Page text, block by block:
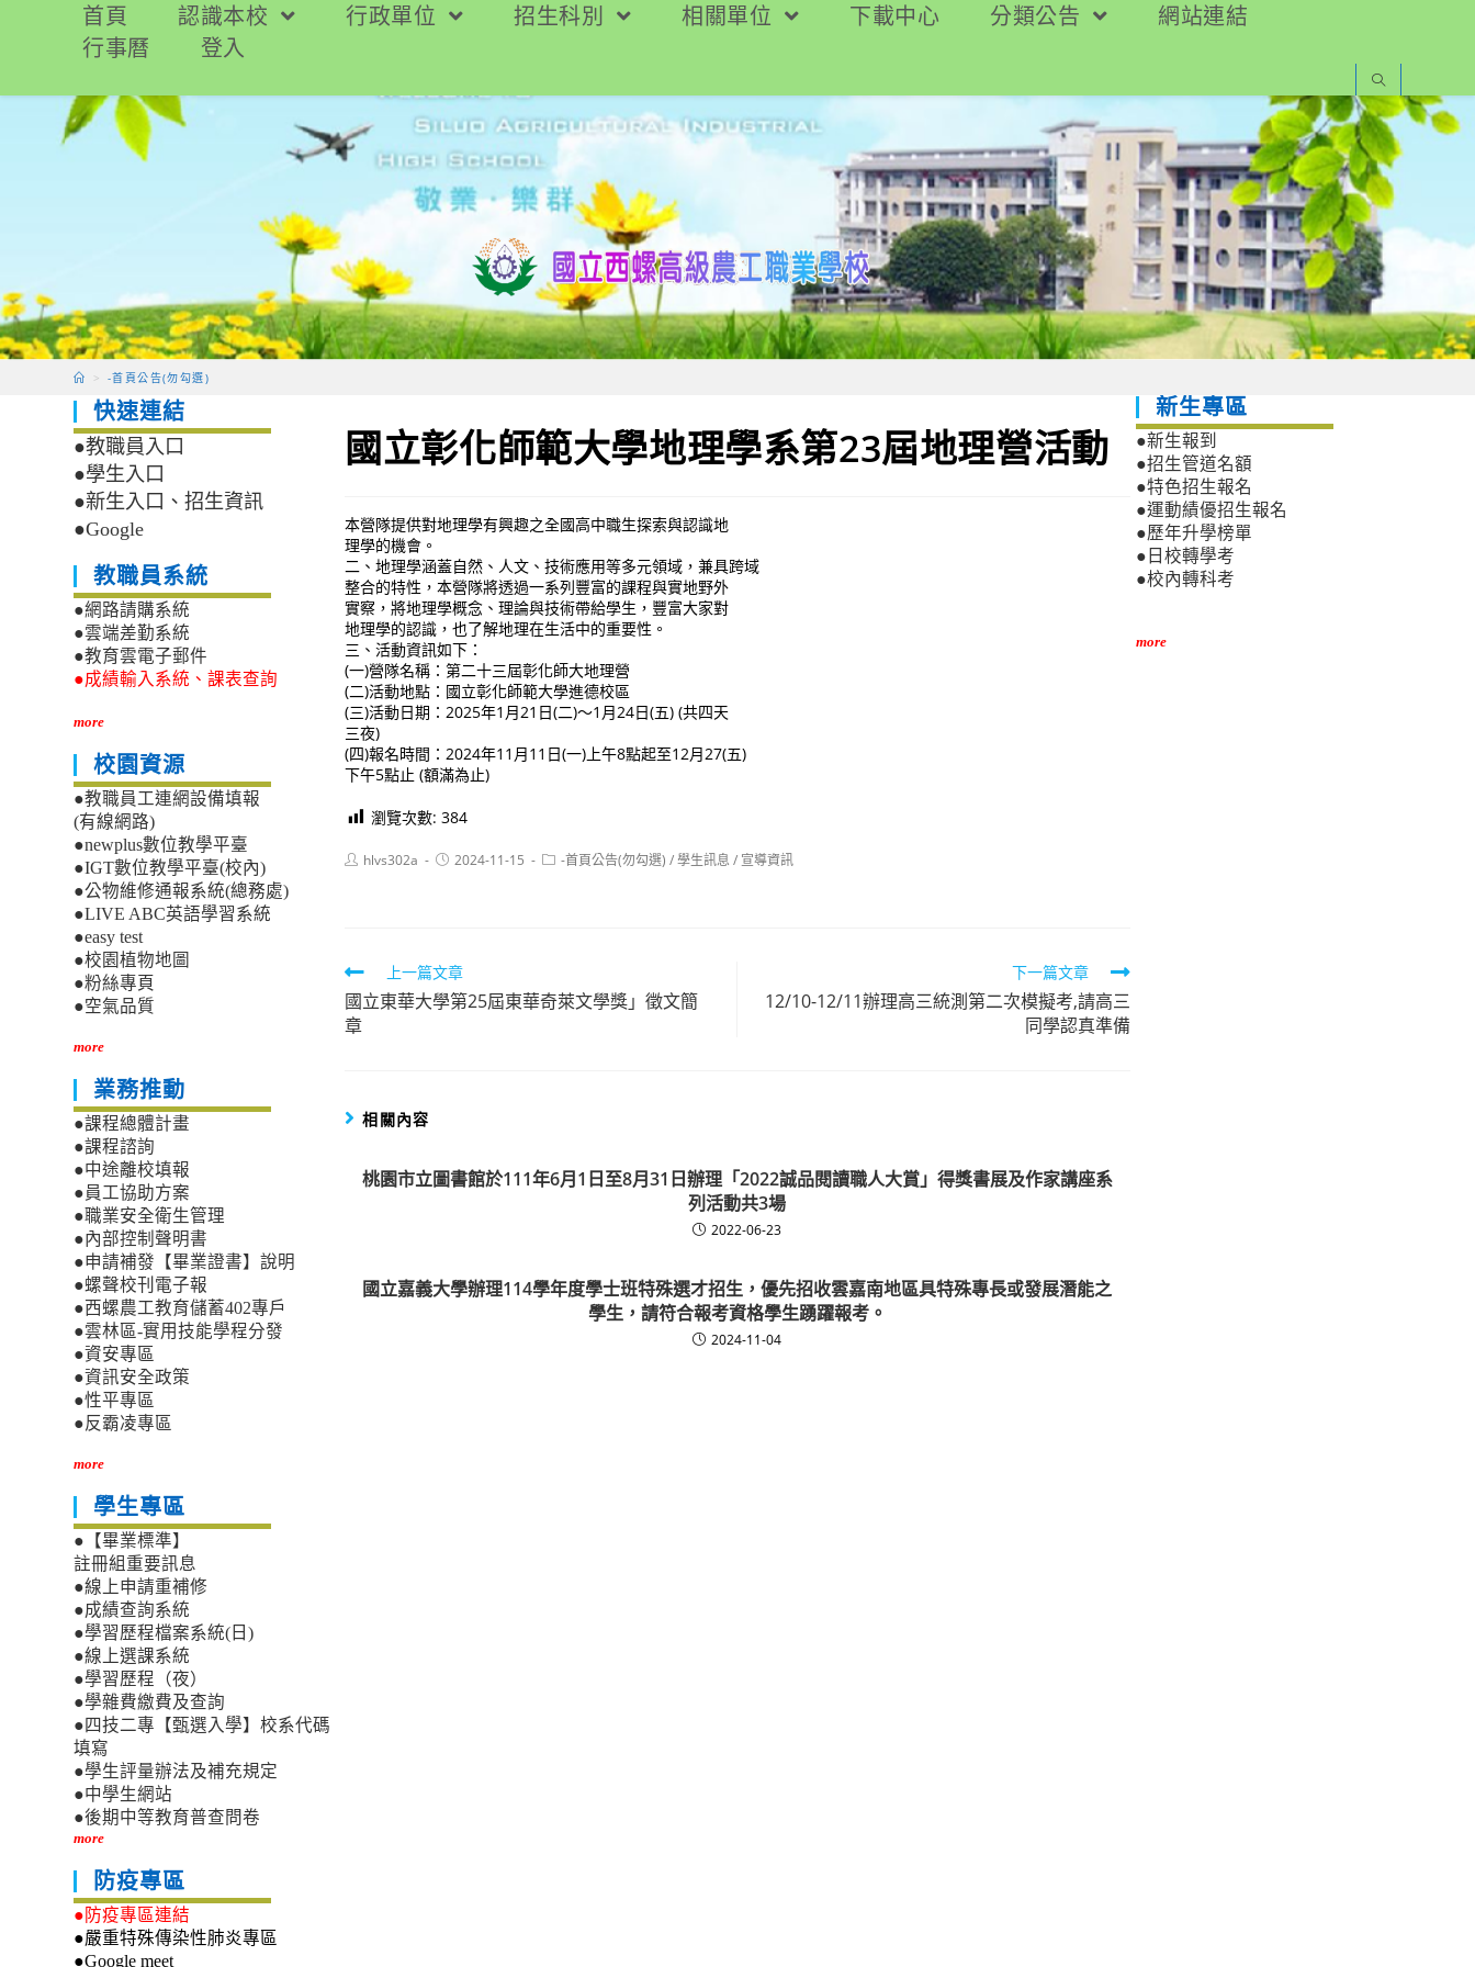
要
首頁 認識本校 行政單位 招生科別 相關單位 下載中心 分類公告
網站連結
行事曆
登入
> -首頁公告(勿勾選)
國立彰化師範大學地理學系第23屆地理營活動
本營隊提供對地理學有興趣之全國高中職生探索與認識地
理學的機會。
二、地理學涵蓋自然、人文、技術應用等多元領域，兼具跨域
整合的特性，本營隊將透過一系列豐富的課程與實地野外
實察，將地理學概念、理論與技術帶給學生，豐富大家對
地理學的認識，也了解地理在生活中的重要性。
三、活動資訊如下：
(一)營隊名稱：第二十三屆彰化師大地理營
(二)活動地點：國立彰化師範大學進德校區
(三)活動日期：2025年1月21日(二)～1月24日(五) (共四天
三夜)
(四)報名時間：2024年11月11日(一)上午8點起至12月27(五)
下午5點止 (額滿為止)
瀏覽次數: 384
Posthlvs302a
Post2024-11-15
Post-首頁公告(勿勾選) /學生訊息 / 宣導資訊
Read
more
articles
上一篇文章
國立東華大學第25屆東華奇萊文學獎」徵文簡
章
下一篇文章
12/10-12/11辦理高三統測第二次模擬考,請高三
同學認真準備
相關內容
桃園市立圖書館於111年6月1日至8月31日辦理「2022誠品閱讀職人大賞」得獎書展及作家講座系
列活動共3場
2022-06-23
國立嘉義大學辦理114學年度學士班特殊選才招生，優先招收雲嘉南地區具特殊專長或發展潛能之
學生，請符合報考資格學生踴躍報考。
2024-11-04
快速連結
●教職員入口
●學生入口
●新生入口、招生資訊
●Google
教職員系統
●網路請購系統
●雲端差勤系統
●教育雲電子郵件
●成績輸入系統、課表查詢
more
校園資源
●教職員工連網設備填報
(有線網路)
●newplus數位教學平臺
●IGT數位教學平臺(校內)
●公物維修通報系統(總務處)
●LIVE ABC英語學習系統
●easy test
●校園植物地圖
●粉絲專頁
●空氣品質
more
業務推動
●課程總體計畫
●課程諮詢
●中途離校填報
●員工協助方案
●職業安全衛生管理
●內部控制聲明書
●申請補發【畢業證書】說明
●螺聲校刊電子報
●西螺農工教育儲蓄402專戶
●雲林區-實用技能學程分發
●資安專區
●資訊安全政策
●性平專區
●反霸凌專區
more
學生專區
●【畢業標準】
註冊組重要訊息
●線上申請重補修
●成績查詢系統
●學習歷程檔案系統(日)
●線上選課系統
●學習歷程（夜）
●學雜費繳費及查詢
●四技二專【甄選入學】校系代碼
填寫
●學生評量辦法及補充規定
●中學生網站
●後期中等教育普查問卷
more
防疫專區
●防疫專區連結
●嚴重特殊傳染性肺炎專區
●Google meet
新生專區
●新生報到
●招生管道名額
●特色招生報名
●運動績優招生報名
●歷年升學榜單
●日校轉學考
●校內轉科考
more